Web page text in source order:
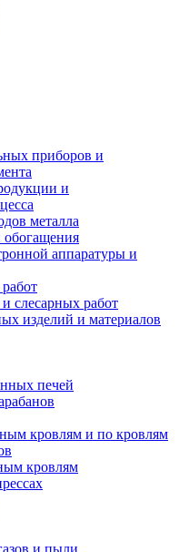
приборов и
и
металла
обогащения
аппаратуры и
слесарных работ
изделий и материалов
печей
кровлям и по кровлям
кровлям
и пыли